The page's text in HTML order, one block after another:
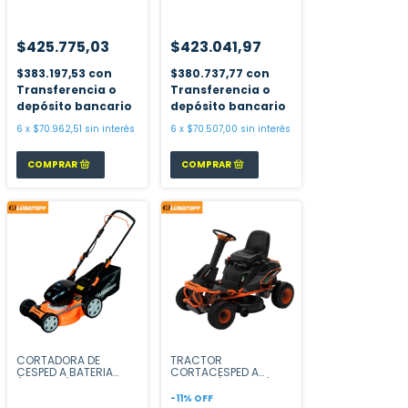
$425.775,03
$383.197,53 con
Transferencia o
depósito bancario
6 x $70.962,51 sin interés
$423.041,97
$380.737,77 con
Transferencia o
depósito bancario
6 x $70.507,00 sin interés
CORTADORA DE
CESPED A BATERIA
TRACTOR
CORTACESPED A
C/CARGADOR Y
-11% OFF